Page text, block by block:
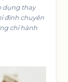
dụng thay
định chuyên
chỉ hành